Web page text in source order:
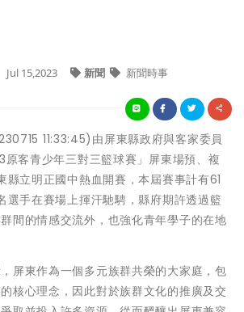
Jul 15,2023 新聞 新聞時事
11:33:45)由屏東縣政府與客家委員
客青少年三對三籃球賽」屏東場預、複
縣立明正國中熱血開賽，本屆賽事計有61
選手在賽場上揮汗馳騁，縣府期許透過籃
間的情感交流外，也強化青年學子的在地
屏東作為一個多元族群共榮的大家庭，包
核心理念，因此對於族群文化的推廣及交